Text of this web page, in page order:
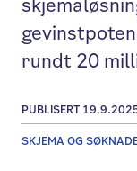
rundt 20
PUBLISERT
SKJEMA OG